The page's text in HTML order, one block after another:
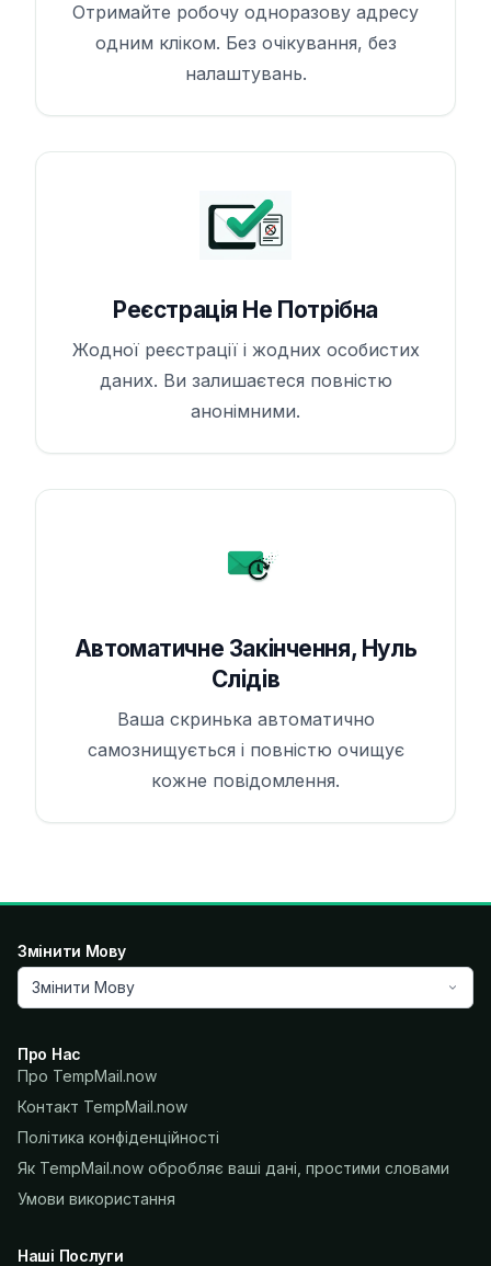
Отримайте робочу одноразову адресу
одним кліком. Без очікування, без
налаштувань.
Реєстрація Не Потрібна
Жодної реєстрації і жодних особистих
даних. Ви залишаєтеся повністю
анонімними.
Автоматичне Закінчення, Нуль
Слідів
Ваша скринька автоматично
самознищується і повністю очищує
кожне повідомлення.
Змінити Мову
Змінити Мову
Про Нас
Про TempMail.now
Контакт TempMail.now
Політика конфіденційності
Як TempMail.now обробляє ваші дані, простими словами
Умови використання
Наші Послуги